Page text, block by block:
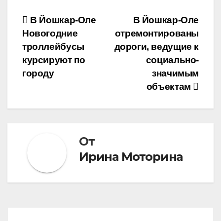
Навигация
по
записям
В Йошкар-Оле
отремонтированы
дороги, ведущие к
социально-
значимым
объектам
В Йошкар-Оле
Новогодние
троллейбусы
курсируют по
городу
От
Ирина Моторина